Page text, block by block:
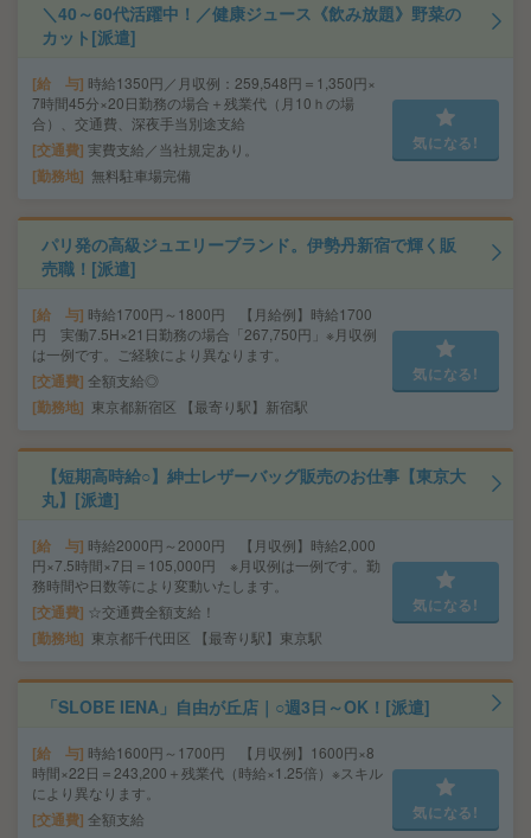
＼40～60代活躍中！／健康ジュース《飲み放題》野菜の
カット[派遣]
給 与 時給1350円／月収例：259,548円＝1,350円×
7時間45分×20日勤務の場合＋残業代（月10ｈの場
合）、交通費、深夜手当別途支給
交通費 実費支給／当社規定あり。
勤務地 無料駐車場完備
気になる!
パリ発の高級ジュエリーブランド。伊勢丹新宿で輝く販
売職！[派遣]
給 与 時給1700円～1800円 【月給例】時給1700
円 実働7.5H×21日勤務の場合「267,750円」※月収例
は一例です。ご経験により異なります。
交通費 全額支給◎
勤務地 東京都新宿区 【最寄り駅】新宿駅
気になる!
【短期高時給○】紳士レザーバッグ販売のお仕事【東京大
丸】[派遣]
給 与 時給2000円～2000円 【月収例】時給2,000
円×7.5時間×7日＝105,000円 ※月収例は一例です。勤
務時間や日数等により変動いたします。
交通費 ☆交通費全額支給！
勤務地 東京都千代田区 【最寄り駅】東京駅
気になる!
「SLOBE IENA」自由が丘店｜○週3日～OK！[派遣]
給 与 時給1600円～1700円 【月収例】1600円×8
時間×22日＝243,200＋残業代（時給×1.25倍）※スキル
により異なります。
交通費 全額支給 気になる!